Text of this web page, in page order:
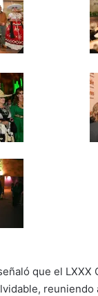
que el LXXX
reuniendo